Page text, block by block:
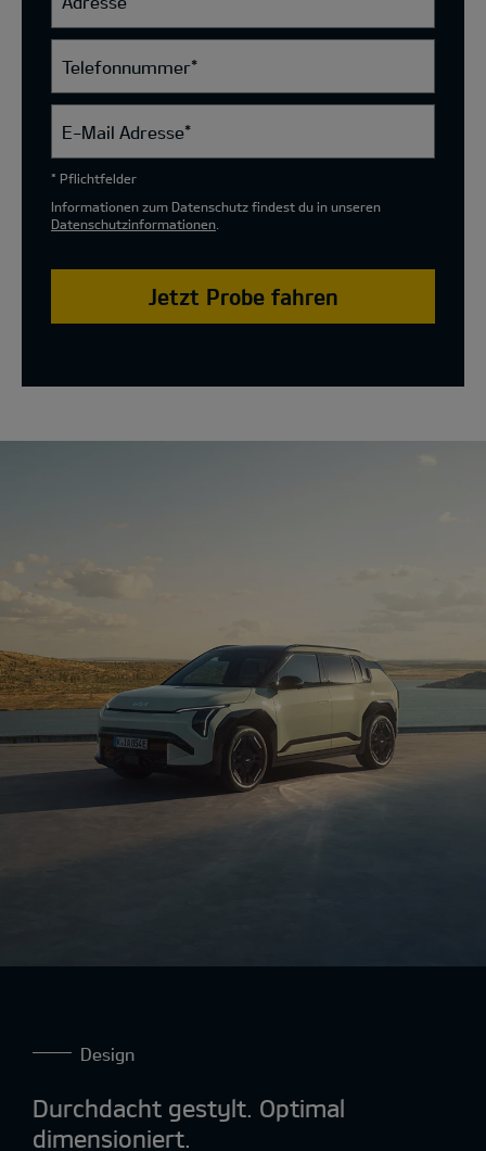
Telefonnummer*
E-Mail Adresse*
* Pflichtfelder
Informationen zum Datenschutz findest du in unseren
Datenschutzinformationen
Jetzt Probe fahren
Design
Durchdacht gestylt. Optimal
dimensioniert.